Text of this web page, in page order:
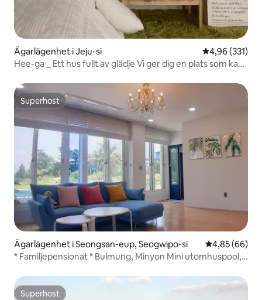
Ägarlägenhet i Jeju-si 4,96 av 5 i
4,96 (331)
Hee-ga _ Ett hus fullt av glädje Vi ger dig en plats som kan
Superhost
Superhost
Ägarlägenhet i Seongsan-eup, Seogwipo-si 4,85 av 5 i
4,85 (66)
* Familjepensionat * Bulmung, Minyon Mini utomhuspool,
över Seongsan-soluppgången
Superhost